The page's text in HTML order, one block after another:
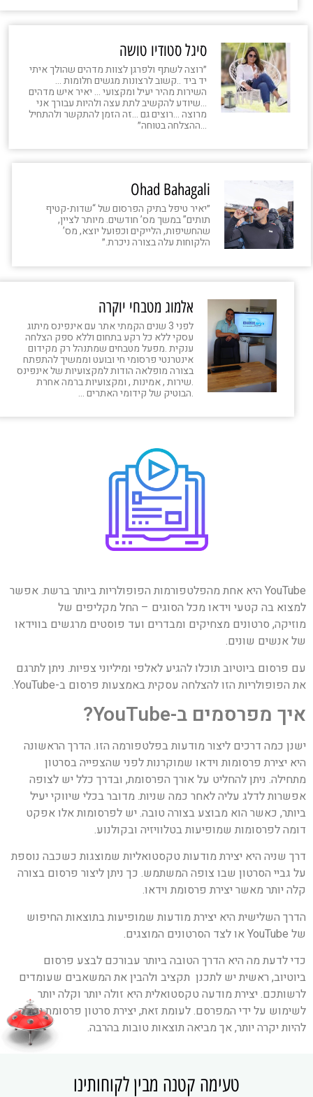
סיגל סטודיו טושה
״רוצה לשתף ולפרגן לצוות מדהים שהולך איתי
יד ביד ..קשוב לרצונות מגשים חלומות …
השירות מהיר יעיל ומקצועי … יאיר איש מדהים
…שיודע להקשיב לתת עצה ולהיות עבורך אני
מרוצה …רוצים גם …זה הזמן להתקשר ולהתחיל
…ההצלחה בטוחה״
Ohad Bahagali
״יאיר טיפל בתיק הפרסום של “שדות-קטיף
תותים” במשך מס’ חודשים. מיותר לציין,
שהחשיפות, הלייקים וכפועל יוצא, מס’
הלקוחות עלה בצורה ניכרת.״
אלמוג מטבחי יוקרה
לפני 3 שנים הקמתי אתר עם אינפינס מיתוג
עסקי ללא כל רקע בתחום וללא ספק הצלחה
ענקית .מפעל מטבחים שמתנהל רק מקידום
אינטרנטי פרסומי חי ובועט וממשיך להתפתח
בצורה מופלאה הודות למקצועיות של אינפינס
.שירות , אמינות , ומקצועיות ברמה אחרת
.הבוטיק של קידומי האתרים …
YouTube היא אחת מהפלטפורמות הפופולריות ביותר ברשת. אפשר
למצוא בה קטעי וידאו מכל הסוגים – החל מקליפים של
מוזיקה, סרטונים מצחיקים ומבדרים ועד פוסטים מרגשים בווידאו
של אנשים שונים.
עם פרסום ביוטיוב תוכלו להגיע לאלפי ומיליוני צפיות. ניתן לתרגם
את הפופולריות הזו להצלחה עסקית באמצעות פרסום ב-YouTube.
איך מפרסמים ב-YouTube?
ישנן כמה דרכים ליצור מודעות בפלטפורמה הזו. הדרך הראשונה
היא יצירת פרסומות וידאו שמוקרנות לפני שהצפייה בסרטון
מתחילה. ניתן להחליט על אורך הפרסומת, ובדרך כלל יש לצופה
אפשרות לדלג עליה לאחר כמה שניות. מדובר בכלי שיווקי יעיל
ביותר, כאשר הוא מבוצע בצורה טובה. יש לפרסומות אלו אפקט
דומה לפרסומות שמופיעות בטלוויזיה ובקולנוע.
דרך שניה היא יצירת מודעות טקסטואליות שמוצגות כשכבה נוספת
על גביי הסרטון שבו צופה המשתמש. כך ניתן ליצור פרסום בצורה
קלה יותר מאשר יצירת פרסומת וידאו.
הדרך השלישית היא יצירת מודעות שמופיעות בתוצאות החיפוש
של YouTube או לצד הסרטונים המוצגים.
כדי לדעת מה היא הדרך הטובה ביותר עבורכם לבצע פרסום
ביוטיוב, ראשית יש לתכנן תקציב ולהבין את המשאבים שעומדים
לרשותכם. יצירת מודעה טקסטואלית היא זולה יותר וקלה יותר
לשימוש על ידי המפרסם. לעומת זאת, יצירת סרטון פרסומת יכולה
להיות יקרה יותר, אך מביאה תוצאות טובות בהרבה.
טעימה קטנה מבין לקוחותינו